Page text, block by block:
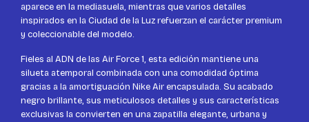
aparece en la mediasuela, mientras que varios detalles
inspirados en la Ciudad de la Luz refuerzan el carácter premium
y coleccionable del modelo.
Fieles al ADN de las Air Force 1, esta edición mantiene una
silueta atemporal combinada con una comodidad óptima
gracias a la amortiguación Nike Air encapsulada. Su acabado
negro brillante, sus meticulosos detalles y sus características
exclusivas la convierten en una zapatilla elegante, urbana y